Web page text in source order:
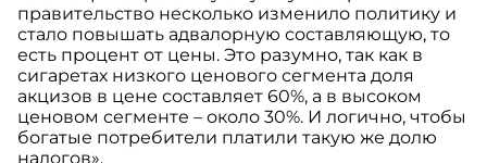
правительство несколько изменило политику и
стало повышать адвалорную составляющую, то
есть процент от цены. Это разумно, так как в
сигаретах низкого ценового сегмента доля
акцизов в цене составляет 60%, а в высоком
ценовом сегменте – около 30%. И логично, чтобы
богатые потребители платили такую же долю
налогов».